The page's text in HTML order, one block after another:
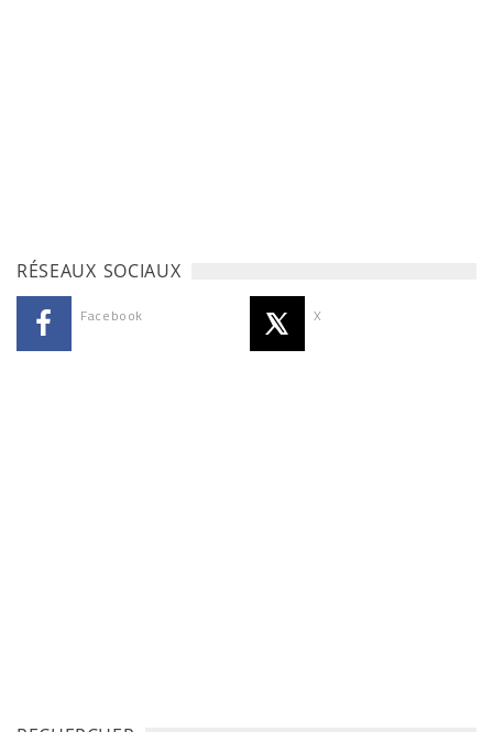
RÉSEAUX SOCIAUX
Facebook X